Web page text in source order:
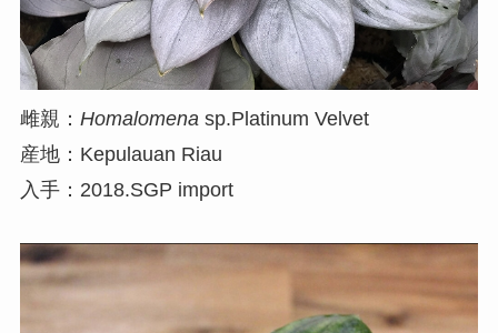
雌親： Homalomena sp.Platinum Velvet
産地：Kepulauan Riau
入手：2018.SGP import